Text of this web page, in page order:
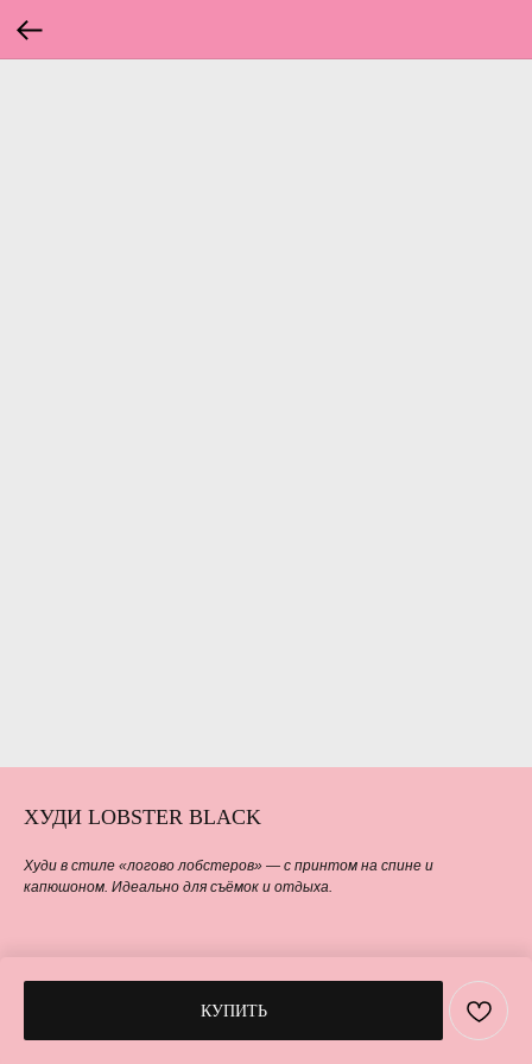
ХУДИ LOBSTER BLACK
КУПИТЬ
Худи в стиле «логово лобстеров» — с принтом на спине и
капюшоном. Идеально для съёмок и отдыха.